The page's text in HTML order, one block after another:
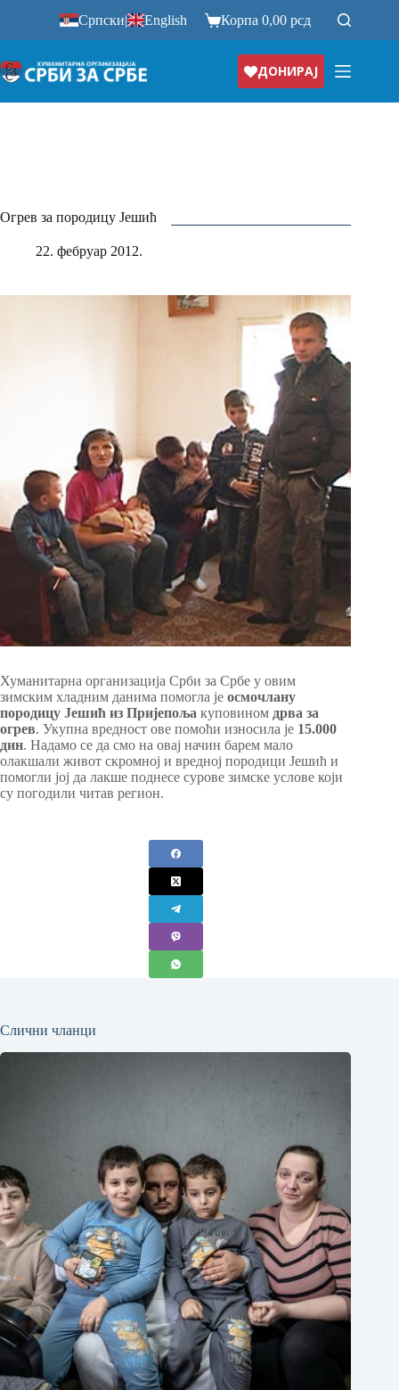
Српски| English Корпа0,00рсд
ДОНИРАЈ
Огрев за породицу Јешић
22. фебруар 2012.
Хуманитарна организација Срби за Србе у овим
зимским хладним данима помогла је осмочлану
породицу Јешић из Пријепоља куповином дрва за
огрев. Укупна вредност ове помоћи износила је 15.000
дин. Надамо се да смо на овај начин барем мало
олакшали живот скромној и вредној породици Јешић и
помогли јој да лакше поднесе сурове зимске услове који
су погодили читав регион.
Слични чланци